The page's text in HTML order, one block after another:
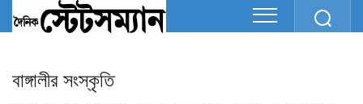
বাঙ্গালীর সংস্কৃতি